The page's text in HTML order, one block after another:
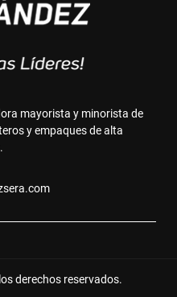
mayorista y minorista de
y empaques de alta
derechos reservados.